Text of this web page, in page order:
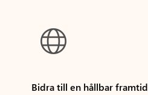

Bidra till en hållbar framtid